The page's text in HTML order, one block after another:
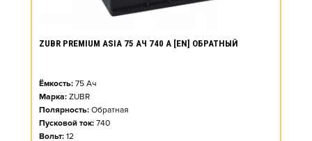
ZUBR PREMIUM ASIA 75 АЧ 740 А [EN] ОБРАТНЫЙ
Ёмкость: 75 Ач
Марка: ZUBR
Полярность: Обратная
Пусковой ток: 740
Вольт: 12